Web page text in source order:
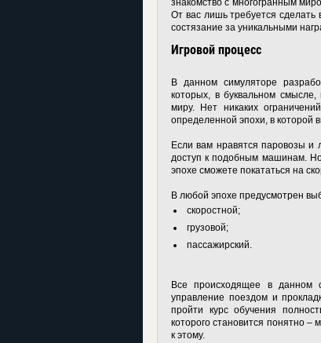
знакомство с многогранным
От вас лишь требуется
состязание за уникальными
Игровой процесс
В данном симуляторе
которых, в буквальном
миру. Нет никаких
определенной эпохи, в которой
Если вам нравятся паровозы и
доступ к подобным машинам.
эпохе сможете покататься на
В любой эпохе предусмотрен
скоростной;
грузовой;
пассажирский.
Все происходящее в данном
управление поездом и
пройти курс обучения
которого становится понятно –
к этому.